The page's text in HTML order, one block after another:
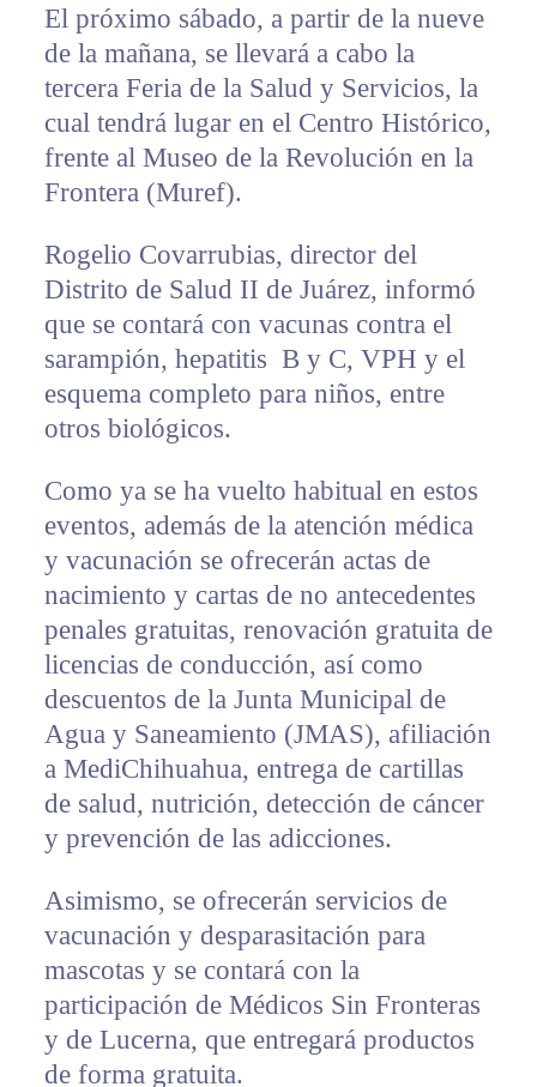
El próximo sábado, a partir de la nueve
de la mañana, se llevará a cabo la
tercera Feria de la Salud y Servicios, la
cual tendrá lugar en el Centro Histórico,
frente al Museo de la Revolución en la
Frontera (Muref).
Rogelio Covarrubias, director del
Distrito de Salud II de Juárez, informó
que se contará con vacunas contra el
sarampión, hepatitis B y C, VPH y el
esquema completo para niños, entre
otros biológicos.
Como ya se ha vuelto habitual en estos
eventos, además de la atención médica
y vacunación se ofrecerán actas de
nacimiento y cartas de no antecedentes
penales gratuitas, renovación gratuita de
licencias de conducción, así como
descuentos de la Junta Municipal de
Agua y Saneamiento (JMAS), afiliación
a MediChihuahua, entrega de cartillas
de salud, nutrición, detección de cáncer
y prevención de las adicciones.
Asimismo, se ofrecerán servicios de
vacunación y desparasitación para
mascotas y se contará con la
participación de Médicos Sin Fronteras
y de Lucerna, que entregará productos
de forma gratuita.